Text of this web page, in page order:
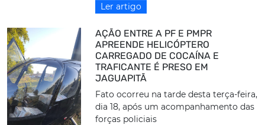
Ler artigo
AÇÃO ENTRE A PF E PMPR
APREENDE HELICÓPTERO
CARREGADO DE COCAÍNA E
TRAFICANTE É PRESO EM
JAGUAPITÃ
Fato ocorreu na tarde desta terça-feira,
dia 18, após um acompanhamento das
forças policiais